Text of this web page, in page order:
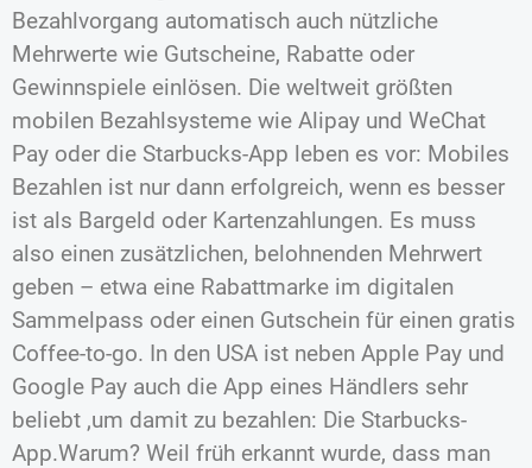
Bezahlvorgang automatisch auch nützliche
Mehrwerte wie Gutscheine, Rabatte oder
Gewinnspiele einlösen. Die weltweit größten
mobilen Bezahlsysteme wie Alipay und WeChat
Pay oder die Starbucks-App leben es vor: Mobiles
Bezahlen ist nur dann erfolgreich, wenn es besser
ist als Bargeld oder Kartenzahlungen. Es muss
also einen zusätzlichen, belohnenden Mehrwert
geben – etwa eine Rabattmarke im digitalen
Sammelpass oder einen Gutschein für einen gratis
Coffee-to-go. In den USA ist neben Apple Pay und
Google Pay auch die App eines Händlers sehr
beliebt ‚um damit zu bezahlen: Die Starbucks-
App.Warum? Weil früh erkannt wurde, dass man